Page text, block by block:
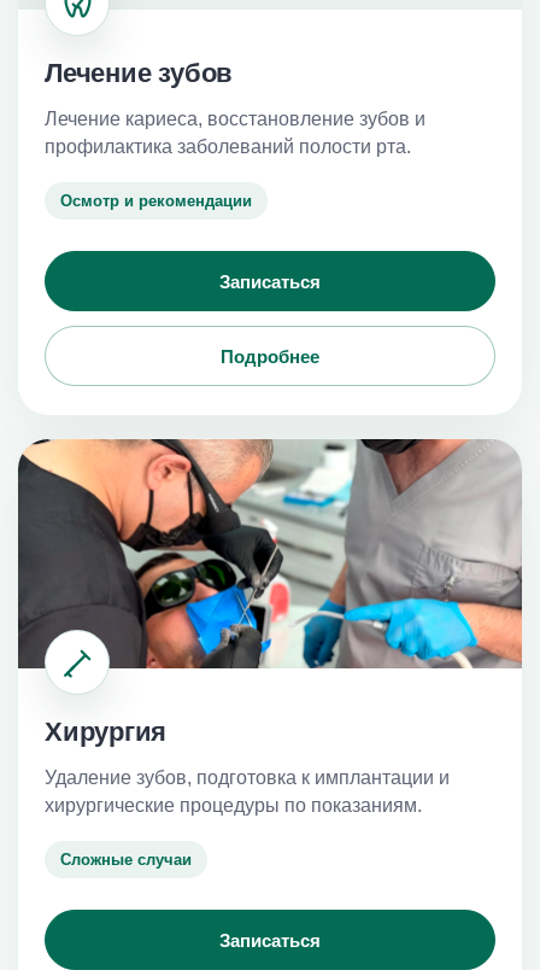
Лечение зубов
Лечение кариеса, восстановление зубов и
профилактика заболеваний полости рта.
Осмотр и рекомендации
Записаться
Подробнее
Хирургия
Удаление зубов, подготовка к имплантации и
хирургические процедуры по показаниям.
Сложные случаи
Записаться